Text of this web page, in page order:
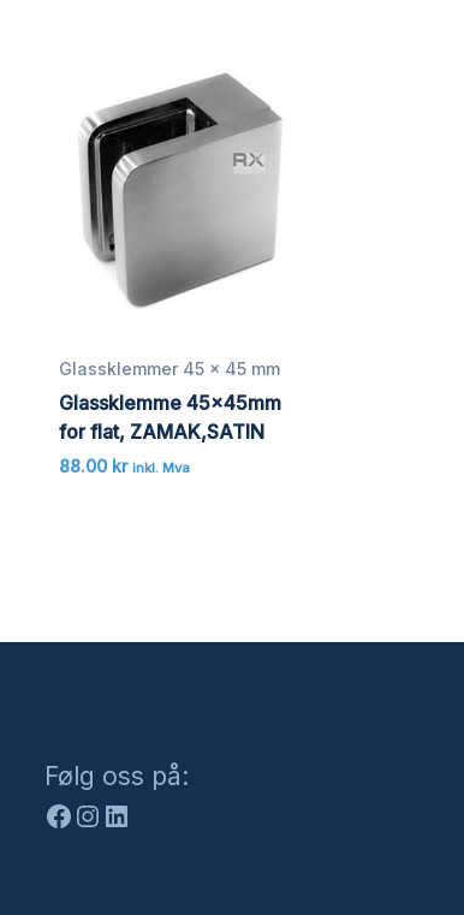
Glassklemmer 45 x 45 mm
Glassklemme 45x45mm
for flat, ZAMAK,SATIN
88.00 kr inkl. Mva
Følg oss på:
Facebook
Instagram
LinkedIn